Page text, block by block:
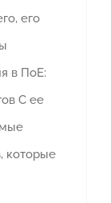
его
в ПоЕ:
С ее
которые